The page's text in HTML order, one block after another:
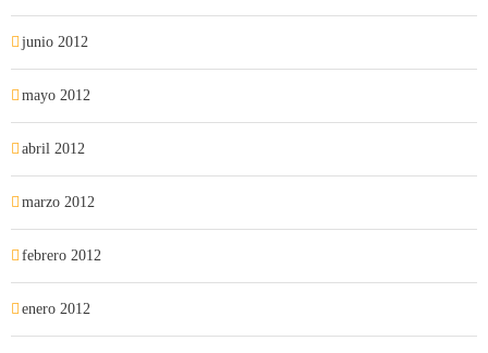
junio 2012
mayo 2012
abril 2012
marzo 2012
febrero 2012
enero 2012